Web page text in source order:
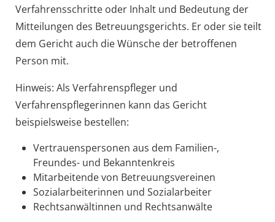
Verfahrensschritte oder Inhalt und Bedeutung der
Mitteilungen des Betreuungsgerichts. Er oder sie teilt
dem Gericht auch die Wünsche der betroffenen
Person mit.
Hinweis: Als Verfahrenspfleger und
Verfahrenspflegerinnen kann das Gericht
beispielsweise bestellen:
Vertrauenspersonen aus dem Familien-,
Freundes- und Bekanntenkreis
Mitarbeitende von Betreuungsvereinen
Sozialarbeiterinnen und Sozialarbeiter
Rechtsanwältinnen und Rechtsanwälte